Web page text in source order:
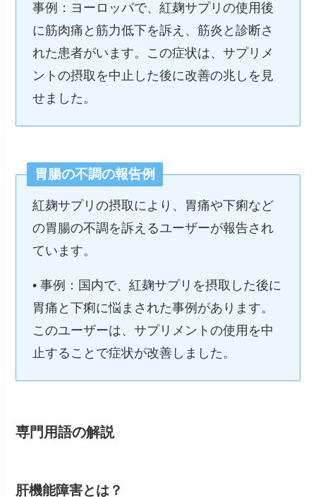
事例：ヨーロッパで、紅麹サプリの使用後
に筋肉痛と筋力低下を訴え、筋炎と診断さ
れた患者がいます。この症状は、サプリメ
ントの摂取を中止した後に改善の兆しを見
せました。
胃腸の不調の報告例
紅麹サプリの摂取により、胃痛や下痢など
の胃腸の不調を訴えるユーザーが報告され
ています。
• 事例：国内で、紅麹サプリを摂取した後に
胃痛と下痢に悩まされた事例があります。
このユーザーは、サプリメントの使用を中
止することで症状が改善しました。
専門用語の解説
肝機能障害とは？